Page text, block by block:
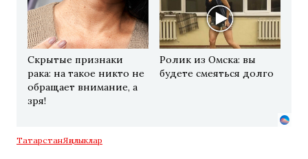
Скрытые признаки
рака: на такое никто не
обращает внимание, а
зря!
Ролик из Омска: вы
будете смеяться долго
ТатарстанЯңалыклар